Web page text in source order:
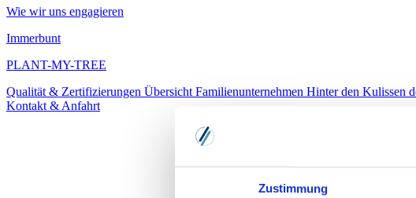
Zustimmung
Wie wir uns engagieren
Immerbunt
PLANT-MY-TREE
Qualität & Zertifizierungen Übersicht Familienunternehmen Hinter den Kulissen
Kontakt & Anfahrt